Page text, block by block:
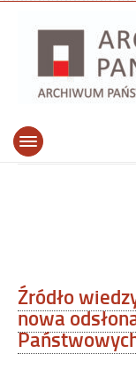
Górne
Otwórz
Źródło
nowa